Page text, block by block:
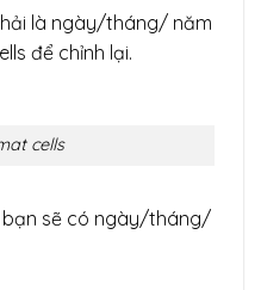
là ngày/tháng/ năm
để chỉnh lại.
cells
bạn sẽ có ngày/tháng/